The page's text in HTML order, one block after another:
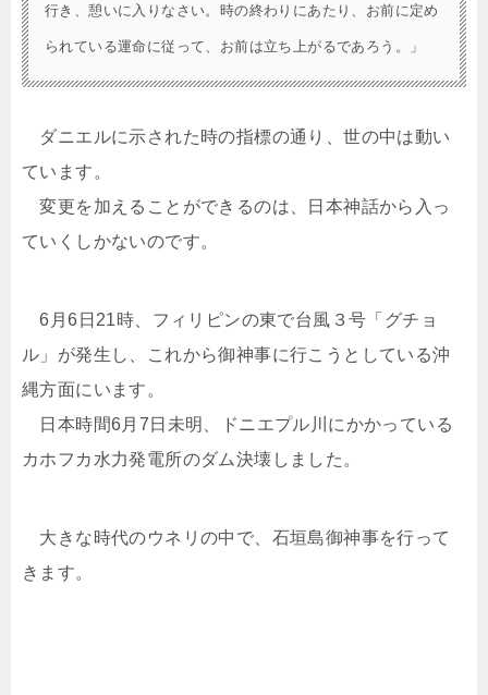
行き、憩いに入りなさい。時の終わりにあたり、お前に定め
られている運命に従って、お前は立ち上がるであろう。」
ダニエルに示された時の指標の通り、世の中は動い
ています。
変更を加えることができるのは、日本神話から入っ
ていくしかないのです。
6月6日21時、フィリピンの東で台風３号「グチョ
ル」が発生し、これから御神事に行こうとしている沖
縄方面にいます。
日本時間6月7日未明、ドニエプル川にかかっている
カホフカ水力発電所のダム決壊しました。
大きな時代のウネリの中で、石垣島御神事を行って
きます。